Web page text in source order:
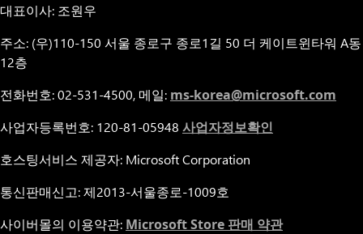
대표이사: 조원우
주소: (우)110-150 서울 종로구 종로1길 50 더 케이트윈타워 A동
12층
전화번호: 02-531-4500, 메일: ms-korea@microsoft.com
사업자등록번호: 120-81-05948 사업자정보확인
호스팅서비스 제공자: Microsoft Corporation
통신판매신고: 제2013-서울종로-1009호
사이버몰의 이용약관: Microsoft Store 판매 약관